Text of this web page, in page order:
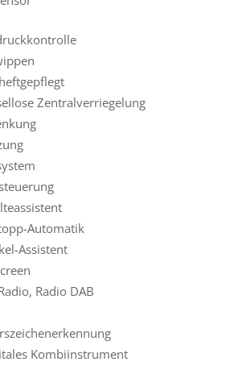
Zentralverriegelung
Automatik
Assistent
Radio DAB
Kombiinstrument